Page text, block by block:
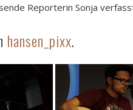
Reporterin Sonja
hansen_pixx.